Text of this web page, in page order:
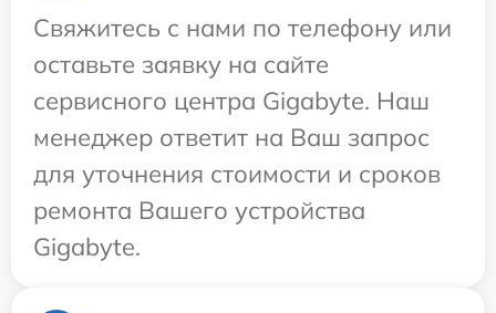
Свяжитесь с нами по телефону или
оставьте заявку на сайте
сервисного центра Gigabyte. Наш
менеджер ответит на Ваш запрос
для уточнения стоимости и сроков
ремонта Вашего устройства
Gigabyte.